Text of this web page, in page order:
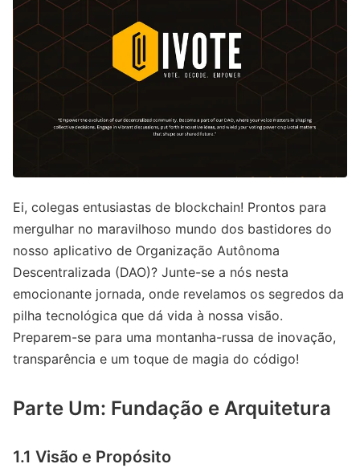
Ei, colegas entusiastas de blockchain! Prontos para
mergulhar no maravilhoso mundo dos bastidores do
nosso aplicativo de Organização Autônoma
Descentralizada (DAO)? Junte-se a nós nesta
emocionante jornada, onde revelamos os segredos da
pilha tecnológica que dá vida à nossa visão.
Preparem-se para uma montanha-russa de inovação,
transparência e um toque de magia do código!
Parte Um: Fundação e Arquitetura
1.1 Visão e Propósito